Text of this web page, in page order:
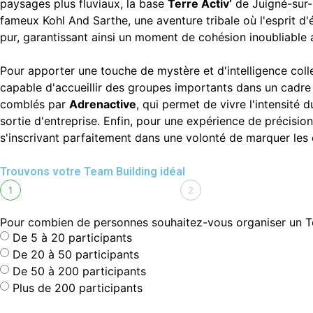
paysages plus fluviaux, la base Terre Activ’ de Juigné-
fameux Kohl And Sarthe, une aventure tribale où l'esprit
pur, garantissant ainsi un moment de cohésion inoubliable
Pour apporter une touche de mystère et d'intelligence
capable d'accueillir des groupes importants dans un
comblés par Adrenactive, qui permet de vivre l'intensité
sortie d'entreprise. Enfin, pour une expérience de
s'inscrivant parfaitement dans une volonté de marquer
Trouvons votre Team Building idéal
1 2
Pour combien de personnes souhaitez-vous organiser un
De 5 à 20 participants
De 20 à 50 participants
De 50 à 200 participants
Plus de 200 participants